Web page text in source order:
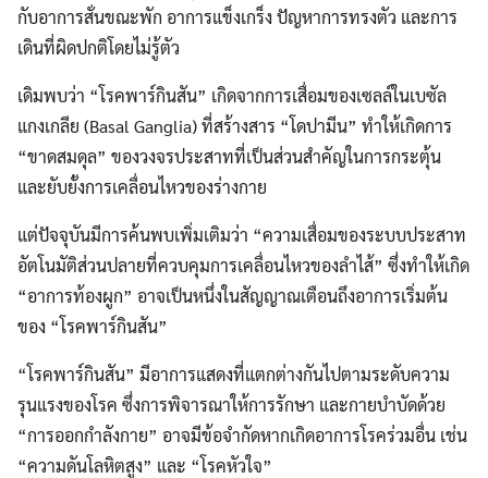
กับอาการสั่นขณะพัก อาการแข็งเกร็ง ปัญหาการทรงตัว และการ
เดินที่ผิดปกติโดยไม่รู้ตัว
เดิมพบว่า “โรคพาร์กินสัน” เกิดจากการเสื่อมของเซลล์ในเบซัล
แกงเกลีย (Basal Ganglia) ที่สร้างสาร “โดปามีน” ทำให้เกิดการ
“ขาดสมดุล” ของวงจรประสาทที่เป็นส่วนสำคัญในการกระตุ้น
และยับยั้งการเคลื่อนไหวของร่างกาย
แต่ปัจจุบันมีการค้นพบเพิ่มเติมว่า “ความเสื่อมของระบบประสาท
อัตโนมัติส่วนปลายที่ควบคุมการเคลื่อนไหวของลำไส้” ซึ่งทำให้เกิด
“อาการท้องผูก” อาจเป็นหนึ่งในสัญญาณเตือนถึงอาการเริ่มต้น
ของ “โรคพาร์กินสัน”
“โรคพาร์กินสัน” มีอาการแสดงที่แตกต่างกันไปตามระดับความ
รุนแรงของโรค ซึ่งการพิจารณาให้การรักษา และกายบำบัดด้วย
“การออกกำลังกาย” อาจมีข้อจำกัดหากเกิดอาการโรคร่วมอื่น เช่น
“ความดันโลหิตสูง” และ “โรคหัวใจ”